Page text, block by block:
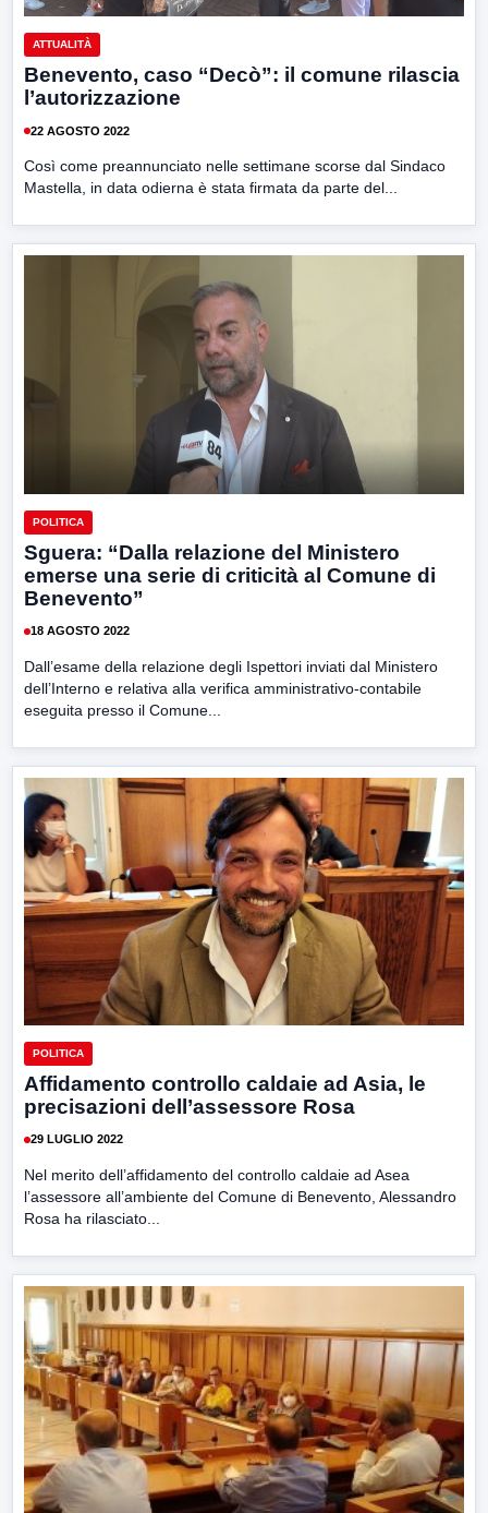
ATTUALITÀ
Benevento, caso “Decò”: il comune rilascia
l’autorizzazione
22 AGOSTO 2022
Così come preannunciato nelle settimane scorse dal Sindaco
Mastella, in data odierna è stata firmata da parte del...
POLITICA
Sguera: “Dalla relazione del Ministero
emerse una serie di criticità al Comune di
Benevento”
18 AGOSTO 2022
Dall’esame della relazione degli Ispettori inviati dal Ministero
dell’Interno e relativa alla verifica amministrativo-contabile
eseguita presso il Comune...
POLITICA
Affidamento controllo caldaie ad Asia, le
precisazioni dell’assessore Rosa
29 LUGLIO 2022
Nel merito dell’affidamento del controllo caldaie ad Asea
l’assessore all’ambiente del Comune di Benevento, Alessandro
Rosa ha rilasciato...